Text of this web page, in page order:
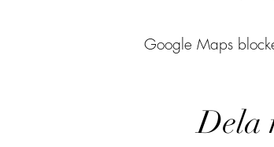
Google Maps
Dela